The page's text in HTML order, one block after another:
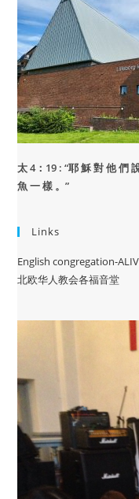
太 4：19 : “耶 穌 對 他 們
魚 一 樣 。”
Links
English congregation-
北欧华人教会各福音堂